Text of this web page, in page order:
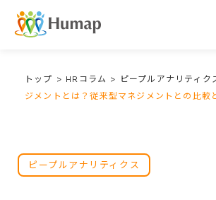
トップ > HRコラム > ピープルアナリティク
ジメントとは？従来型マネジメントとの比較
ピープルアナリティクス